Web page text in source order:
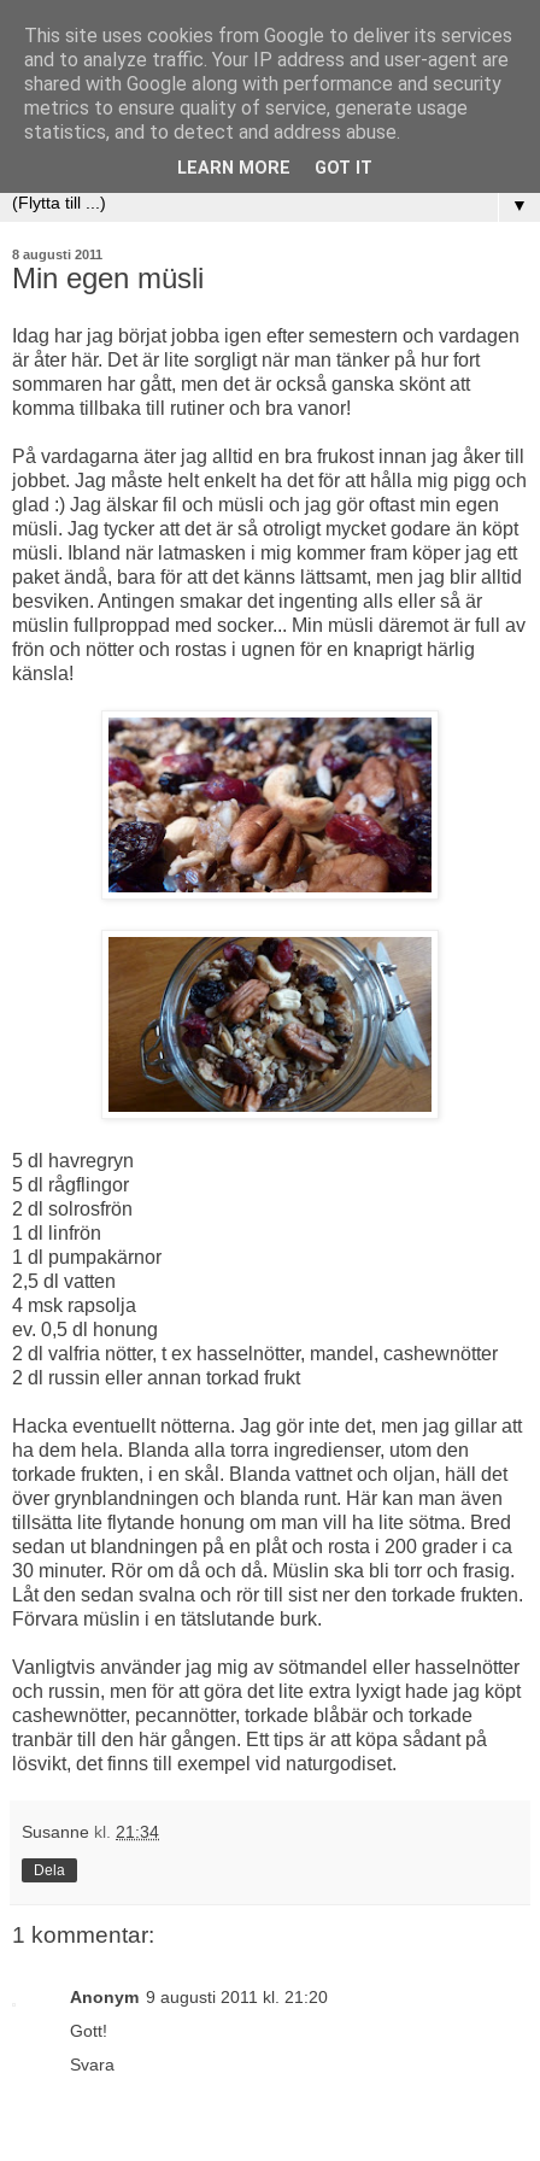
▼
8 augusti 2011
Min egen müsli
Idag har jag börjat jobba igen efter semestern och vardagen
är åter här. Det är lite sorgligt när man tänker på hur fort
sommaren har gått, men det är också ganska skönt att
komma tillbaka till rutiner och bra vanor!
På vardagarna äter jag alltid en bra frukost innan jag åker till
jobbet. Jag måste helt enkelt ha det för att hålla mig pigg och
glad :) Jag älskar fil och müsli och jag gör oftast min egen
müsli. Jag tycker att det är så otroligt mycket godare än köpt
müsli. Ibland när latmasken i mig kommer fram köper jag ett
paket ändå, bara för att det känns lättsamt, men jag blir alltid
besviken. Antingen smakar det ingenting alls eller så är
müslin fullproppad med socker... Min müsli däremot är full av
frön och nötter och rostas i ugnen för en knaprigt härlig
känsla!
5 dl havregryn
5 dl rågflingor
2 dl solrosfrön
1 dl linfrön
1 dl pumpakärnor
2,5 dl vatten
4 msk rapsolja
ev. 0,5 dl honung
2 dl valfria nötter, t ex hasselnötter, mandel, cashewnötter
2 dl russin eller annan torkad frukt
Hacka eventuellt nötterna. Jag gör inte det, men jag gillar att
ha dem hela. Blanda alla torra ingredienser, utom den
torkade frukten, i en skål. Blanda vattnet och oljan, häll det
över grynblandningen och blanda runt. Här kan man även
tillsätta lite flytande honung om man vill ha lite sötma. Bred
sedan ut blandningen på en plåt och rosta i 200 grader i ca
30 minuter. Rör om då och då. Müslin ska bli torr och frasig.
Låt den sedan svalna och rör till sist ner den torkade frukten.
Förvara müslin i en tätslutande burk.
Vanligtvis använder jag mig av sötmandel eller hasselnötter
och russin, men för att göra det lite extra lyxigt hade jag köpt
cashewnötter, pecannötter, torkade blåbär och torkade
tranbär till den här gången. Ett tips är att köpa sådant på
lösvikt, det finns till exempel vid naturgodiset.
Susanne kl. 21:34
Dela
1 kommentar:
Anonym 9 augusti 2011 kl. 21:20
Gott!
Svara
This site uses cookies from Google to deliver its services
and to analyze traffic. Your IP address and user-agent are
shared with Google along with performance and security
metrics to ensure quality of service, generate usage
statistics, and to detect and address abuse.
LEARN MORE GOT IT